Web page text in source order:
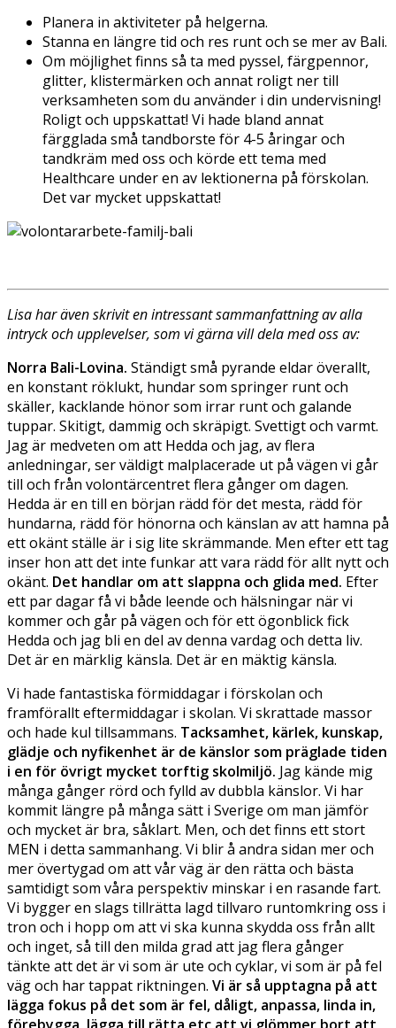
Planera in aktiviteter på helgerna.
Stanna en längre tid och res runt och se mer av Bali.
Om möjlighet finns så ta med pyssel, färgpennor,
glitter, klistermärken och annat roligt ner till
verksamheten som du använder i din undervisning!
Roligt och uppskattat! Vi hade bland annat
färgglada små tandborste för 4-5 åringar och
tandkräm med oss och körde ett tema med
Healthcare under en av lektionerna på förskolan.
Det var mycket uppskattat!
Lisa har även skrivit en intressant sammanfattning av alla
intryck och upplevelser, som vi gärna vill dela med oss av:
Norra Bali-Lovina. Ständigt små pyrande eldar överallt,
en konstant röklukt, hundar som springer runt och
skäller, kacklande hönor som irrar runt och galande
tuppar. Skitigt, dammig och skräpigt. Svettigt och varmt.
Jag är medveten om att Hedda och jag, av flera
anledningar, ser väldigt malplacerade ut på vägen vi går
till och från volontärcentret flera gånger om dagen.
Hedda är en till en början rädd för det mesta, rädd för
hundarna, rädd för hönorna och känslan av att hamna på
ett okänt ställe är i sig lite skrämmande. Men efter ett tag
inser hon att det inte funkar att vara rädd för allt nytt och
okänt. Det handlar om att slappna och glida med. Efter
ett par dagar få vi både leende och hälsningar när vi
kommer och går på vägen och för ett ögonblick fick
Hedda och jag bli en del av denna vardag och detta liv.
Det är en märklig känsla. Det är en mäktig känsla.
Vi hade fantastiska förmiddagar i förskolan och
framförallt eftermiddagar i skolan. Vi skrattade massor
och hade kul tillsammans. Tacksamhet, kärlek, kunskap,
glädje och nyfikenhet är de känslor som präglade tiden
i en för övrigt mycket torftig skolmiljö. Jag kände mig
många gånger rörd och fylld av dubbla känslor. Vi har
kommit längre på många sätt i Sverige om man jämför
och mycket är bra, såklart. Men, och det finns ett stort
MEN i detta sammanhang. Vi blir å andra sidan mer och
mer övertygad om att vår väg är den rätta och bästa
samtidigt som våra perspektiv minskar i en rasande fart.
Vi bygger en slags tillrätta lagd tillvaro runtomkring oss i
tron och i hopp om att vi ska kunna skydda oss från allt
och inget, så till den milda grad att jag flera gånger
tänkte att det är vi som är ute och cyklar, vi som är på fel
väg och har tappat riktningen. Vi är så upptagna på att
lägga fokus på det som är fel, dåligt, anpassa, linda in,